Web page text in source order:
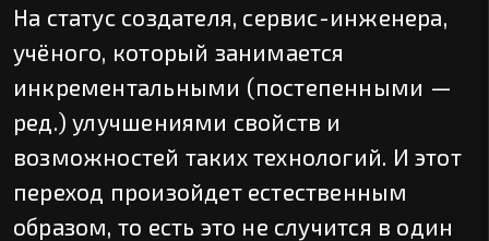
На статус создателя, сервис-инженера,
учёного, который занимается
инкрементальными (постепенными —
ред.) улучшениями свойств и
возможностей таких технологий. И этот
переход произойдет естественным
образом, то есть это не случится в один